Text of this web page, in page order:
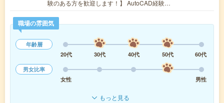
験のある方を歓迎します！】 AutoCAD経験…
職場の雰囲気
年齢層
20代
30代 40代 50代
60代
男女比率
女性
男性
もっと見る